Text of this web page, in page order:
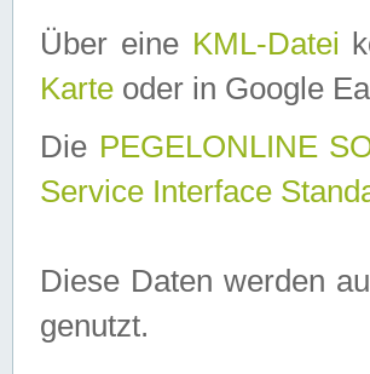
Über eine KML-Datei
Karte oder in Google
Die PEGELONLINE
Service Interface
Diese Daten werden
genutzt.